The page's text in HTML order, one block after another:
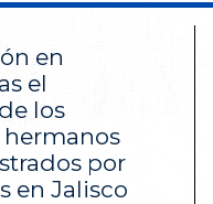
en
el
los
hermanos
por
en Jalisco